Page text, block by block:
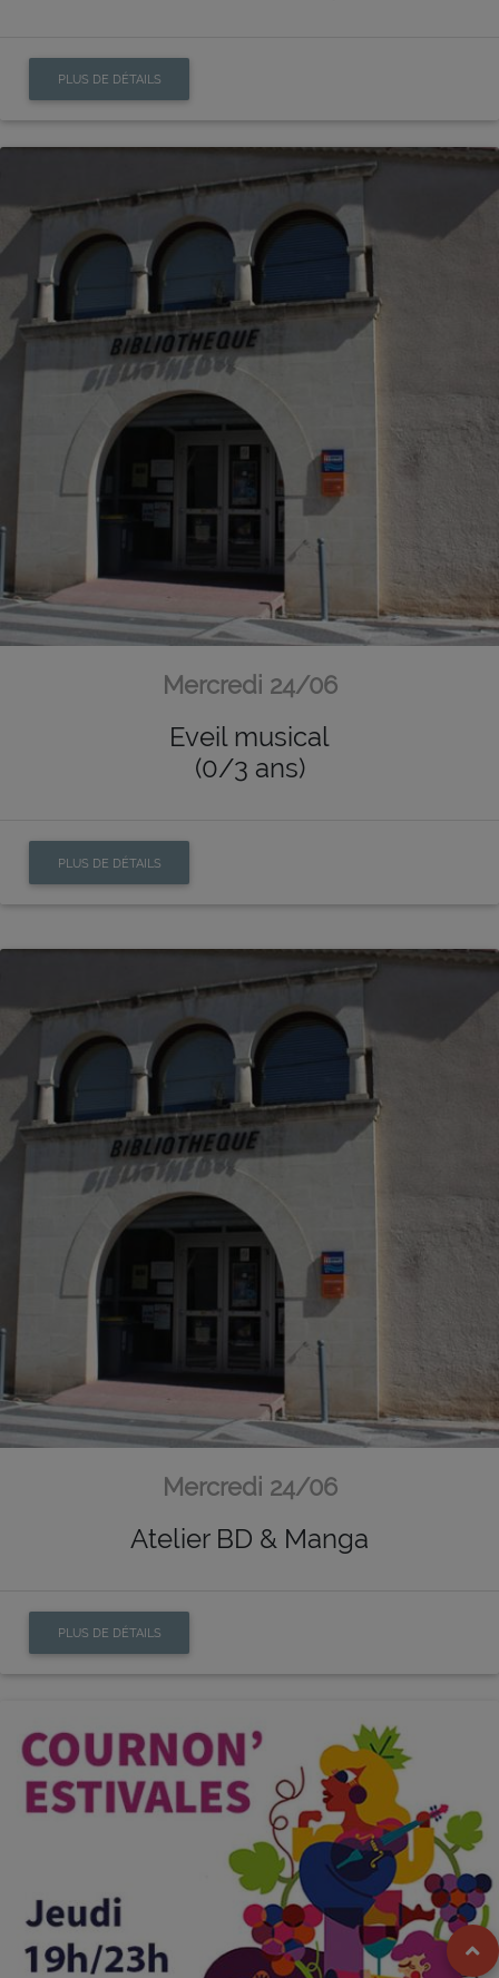
PLUS DE DÉTAILS
Mercredi 24/06
Eveil musical
(0/3 ans)
PLUS DE DÉTAILS
Mercredi 24/06
Atelier BD & Manga
PLUS DE DÉTAILS